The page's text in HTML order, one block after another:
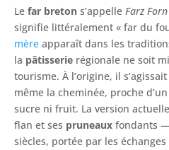
Le far breton s’appelle Farz Forn
signifie littéralement « far du
mère apparaît dans les
la pâtisserie régionale ne soit
tourisme. À l’origine, il
même la cheminée, proche
sucre ni fruit. La version
flan et ses pruneaux fondants
siècles, portée par les